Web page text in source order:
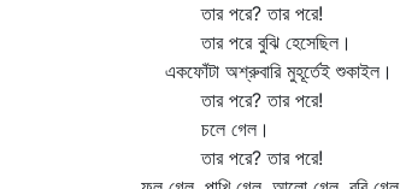
তার পরে? তার পরে!
তার পরে বুঝি হেসেছিল।
একফোঁটা অশ্রুবারি মুহূর্তেই শুকাইল।
তার পরে? তার পরে!
চলে গেল।
তার পরে? তার পরে!